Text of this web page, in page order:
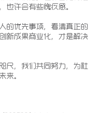
也许会有些愧疚感。
的优先事项，看清真正的
新成果商业化，才是解决
尺，我们共同努力，为社
来。